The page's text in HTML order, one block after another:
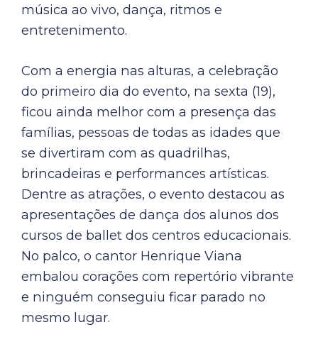
música ao vivo, dança, ritmos e
entretenimento.
Com a energia nas alturas, a celebração
do primeiro dia do evento, na sexta (19),
ficou ainda melhor com a presença das
famílias, pessoas de todas as idades que
se divertiram com as quadrilhas,
brincadeiras e performances artísticas.
Dentre as atrações, o evento destacou as
apresentações de dança dos alunos dos
cursos de ballet dos centros educacionais.
No palco, o cantor Henrique Viana
embalou corações com repertório vibrante
e ninguém conseguiu ficar parado no
mesmo lugar.